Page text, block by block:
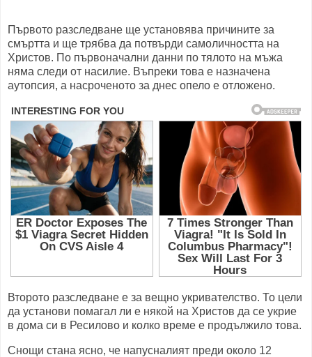
Първото разследване ще установява причините за
смъртта и ще трябва да потвърди самоличността на
Христов. По първоначални данни по тялото на мъжа
няма следи от насилие. Въпреки това е назначена
аутопсия, а насроченото за днес опело е отложено.
Второто разследване е за вещно укривателство. То цели
да установи помагал ли е някой на Христов да се укрие
в дома си в Ресилово и колко време е продължило това.
Снощи стана ясно, че напусналият преди около 12